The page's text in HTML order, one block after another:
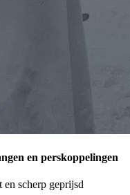
en perskoppelingen
scherp geprijsd